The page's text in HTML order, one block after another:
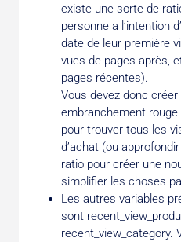
existe une sorte de
personne a l’intention
date de leur première
vues de pages après,
pages récentes).
Vous devez donc
embranchement rouge
pour trouver tous les
d’achat (ou
ratio pour créer une
simplifier les choses
Les autres variables
sont
recent_view_category.